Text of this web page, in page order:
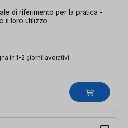
di riferimento per la pratica -
il loro utilizzo
in 1-2 giorni lavorativi